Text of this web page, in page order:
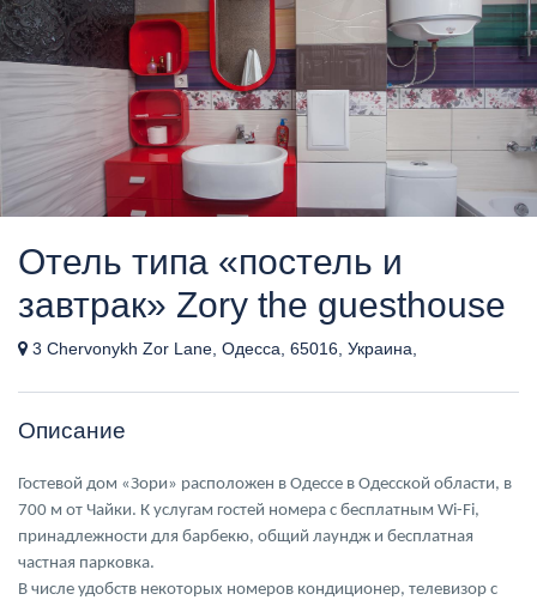
Отель типа «постель и
завтрак» Zory the guesthouse
3 Chervonykh Zor Lane, Одесса, 65016, Украина,
Описание
Гостевой дом «Зори» расположен в Одессе в Одесской области, в
700 м от Чайки. К услугам гостей номера с бесплатным Wi-Fi,
принадлежности для барбекю, общий лаундж и бесплатная
частная парковка.
В числе удобств некоторых номеров кондиционер, телевизор с